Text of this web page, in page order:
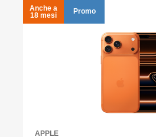
Anche a
18 mesi
Promo
APPLE